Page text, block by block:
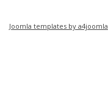
Joomla templates by a4joomla